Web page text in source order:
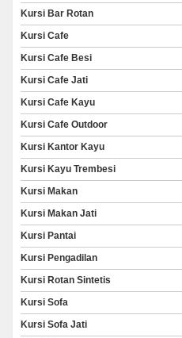
Kursi Bar Rotan
Kursi Cafe
Kursi Cafe Besi
Kursi Cafe Jati
Kursi Cafe Kayu
Kursi Cafe Outdoor
Kursi Kantor Kayu
Kursi Kayu Trembesi
Kursi Makan
Kursi Makan Jati
Kursi Pantai
Kursi Pengadilan
Kursi Rotan Sintetis
Kursi Sofa
Kursi Sofa Jati